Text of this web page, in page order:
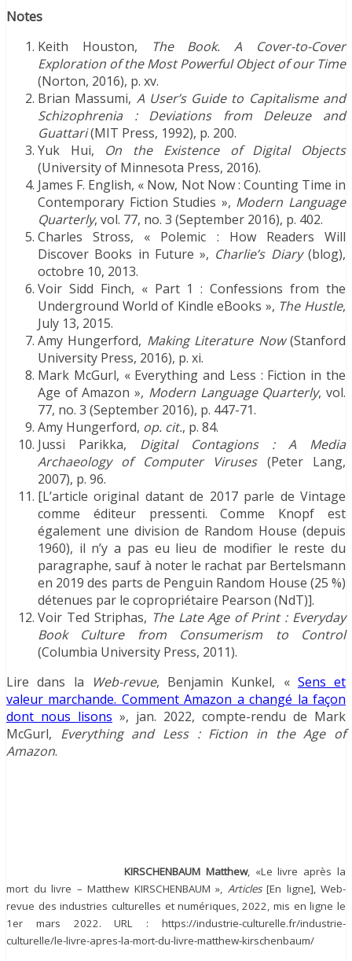
Notes
Keith Houston,
The Book. A Cover-to-Cover
Exploration of the Most Powerful Object of our Time
(Norton, 2016), p. xv.
Brian Massumi, A User’s Guide to Capitalisme and
Schizophrenia : Deviations from Deleuze and
Guattari(MIT Press, 1992), p. 200.
Yuk Hui, On the Existence of Digital Objects
(University of Minnesota Press, 2016).
James F. English, « Now, Not Now : Counting Time in
Contemporary Fiction Studies », Modern Language
Quarterly, vol. 77, no. 3 (September 2016), p. 402.
Charles Stross, « Polemic : How Readers Will
Discover Books in Future », Charlie’s Diary(blog),
octobre 10, 2013.
Voir Sidd Finch, « Part 1 : Confessions from the
Underground World of Kindle eBooks », The Hustle,
July 13, 2015.
Amy Hungerford, Making Literature Now(Stanford
University Press, 2016), p. xi.
Mark McGurl, « Everything and Less : Fiction in the
Age of Amazon », Modern Language Quarterly, vol.
77, no. 3 (September 2016), p. 447-71.
Amy Hungerford, op. cit., p. 84.
Jussi Parikka, Digital Contagions : A Media
Archaeology of Computer Viruses(Peter Lang,
2007), p. 96.
[L’article original datant de 2017 parle de Vintage
comme éditeur pressenti. Comme Knopf est
également une division de Random House (depuis
1960), il n’y a pas eu lieu de modifier le reste du
paragraphe, sauf à noter le rachat par Bertelsmann
en 2019 des parts de Penguin Random House (25 %)
détenues par le copropriétaire Pearson (NdT)].
Voir Ted Striphas, The Late Age of Print : Everyday
Book Culture from Consumerism to Control
(Columbia University Press, 2011).
Lire dans la
Web-revue, Benjamin Kunkel, « Sens et
valeur marchande. Comment Amazon a changé la façon
dont nous lisons », jan. 2022, compte-rendu de Mark
McGurl, Everything and Less : Fiction in the Age of
Amazon.
KIRSCHENBAUM Matthew, «Le livre après la
mort du livre – Matthew KIRSCHENBAUM », Articles[En ligne], Web-
revue des industries culturelles et numériques, 2022, mis en ligne le
1er mars 2022. URL : https://industrie-culturelle.fr/industrie-
culturelle/le-livre-apres-la-mort-du-livre-matthew-kirschenbaum/